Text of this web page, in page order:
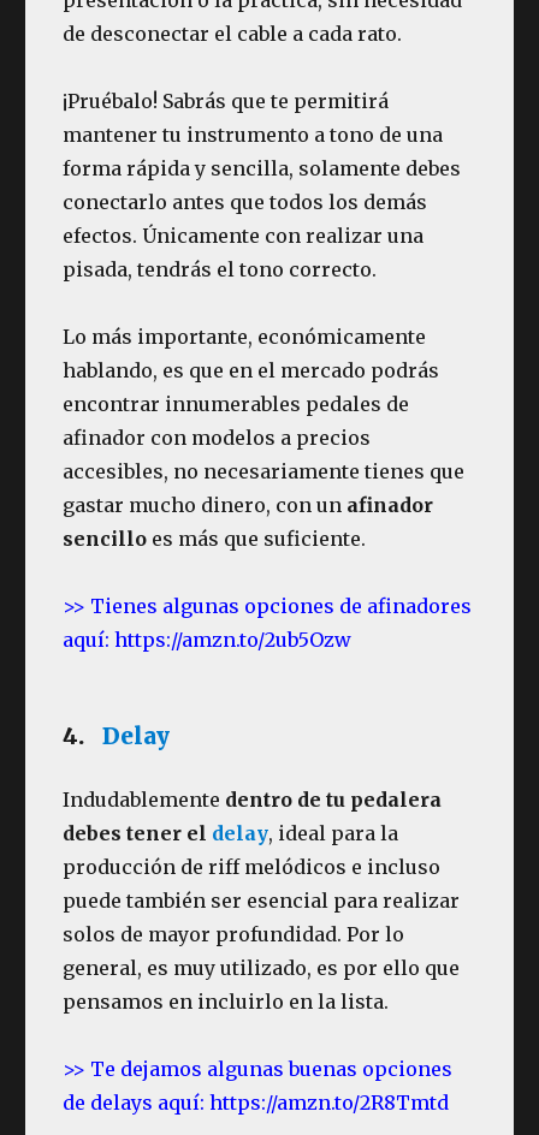
de desconectar el cable a cada rato.
¡Pruébalo! Sabrás que te permitirá
mantener tu instrumento a tono de una
forma rápida y sencilla, solamente debes
conectarlo antes que todos los demás
efectos. Únicamente con realizar una
pisada, tendrás el tono correcto.
Lo más importante, económicamente
hablando, es que en el mercado podrás
encontrar innumerables pedales de
afinador con modelos a precios
accesibles, no necesariamente tienes que
gastar mucho dinero, con un afinador
sencillo es más que suficiente.
>> Tienes algunas opciones de afinadores
aquí: https://amzn.to/2ub5Ozw
4.Delay
Indudablemente dentro de tu pedalera
debes tener el delay, ideal para la
producción de riff melódicos e incluso
puede también ser esencial para realizar
solos de mayor profundidad. Por lo
general, es muy utilizado, es por ello que
pensamos en incluirlo en la lista.
>> Te dejamos algunas buenas opciones
de delays aquí: https://amzn.to/2R8Tmtd